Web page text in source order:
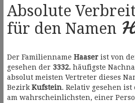
Absolute
für den Namen
Der Familienname Haaser ist von
gesehen der 3332. häufigste
absolut meisten Vertreter dieses
Bezirk Kufstein. Relativ gesehen ist
am wahrscheinlichsten, einer